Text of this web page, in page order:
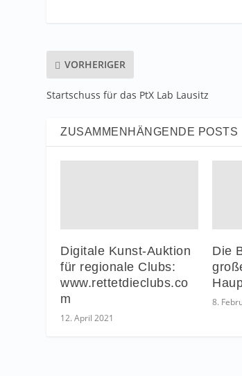
VORHERIGER
Startschuss für das PtX Lab Lausitz
ZUSAMMENHÄNGENDE POSTS
Digitale Kunst-Auktion
für regionale Clubs:
www.rettetdieclubs.co
m
12. April 2021
Die
8.